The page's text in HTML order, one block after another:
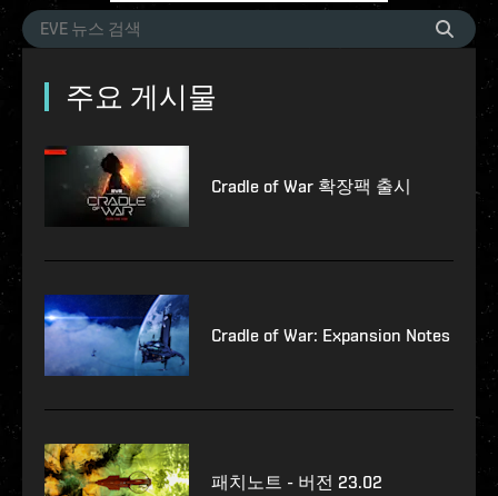
주요 게시물
Cradle of War 확장팩 출시
Cradle of War: Expansion Notes
패치노트 - 버전 23.02